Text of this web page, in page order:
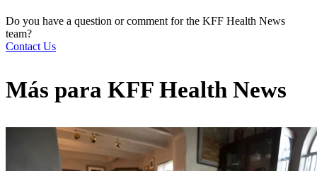
Do you have a question or comment for the KFF Health News
team?
Contact Us
Más para KFF Health News